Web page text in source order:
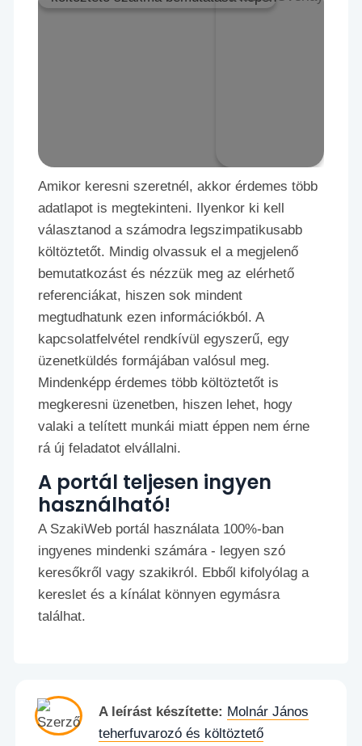
Amikor keresni szeretnél, akkor érdemes több
adatlapot is megtekinteni. Ilyenkor ki kell
választanod a számodra legszimpatikusabb
költöztetőt. Mindig olvassuk el a megjelenő
bemutatkozást és nézzük meg az elérhető
referenciákat, hiszen sok mindent
megtudhatunk ezen információkból. A
kapcsolatfelvétel rendkívül egyszerű, egy
üzenetküldés formájában valósul meg.
Mindenképp érdemes több költöztetőt is
megkeresni üzenetben, hiszen lehet, hogy
valaki a telített munkái miatt éppen nem érne
rá új feladatot elvállalni.
A portál teljesen ingyen
használható!
A SzakiWeb portál használata 100%-ban
ingyenes mindenki számára - legyen szó
keresőkről vagy szakikról. Ebből kifolyólag a
kereslet és a kínálat könnyen egymásra
találhat.
A leírást készítette: Molnár János
teherfuvarozó és költöztető